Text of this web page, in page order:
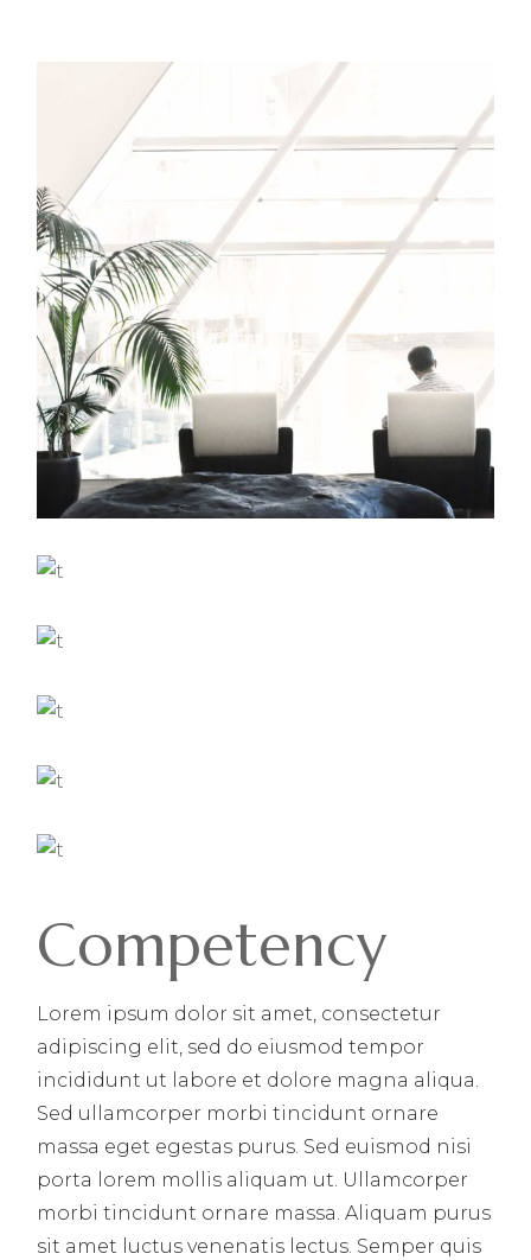
Competency
Lorem ipsum dolor sit amet, consectetur
adipiscing elit, sed do eiusmod tempor
incididunt ut labore et dolore magna aliqua.
Sed ullamcorper morbi tincidunt ornare
massa eget egestas purus. Sed euismod nisi
porta lorem mollis aliquam ut. Ullamcorper
morbi tincidunt ornare massa. Aliquam purus
sit amet luctus venenatis lectus. Semper quis